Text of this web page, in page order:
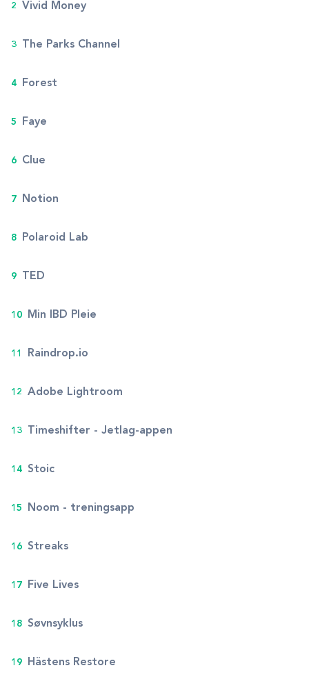
Vivid Money
The Parks Channel
Forest
Faye
Clue
Notion
Polaroid Lab
TED
Min IBD Pleie
Raindrop.io
Adobe Lightroom
Timeshifter - Jetlag-appen
Stoic
Noom - treningsapp
Streaks
Five Lives
Søvnsyklus
Hästens Restore